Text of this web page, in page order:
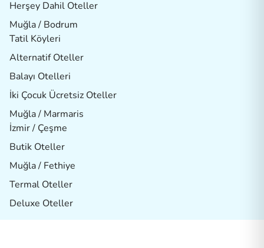
Herşey Dahil Oteller
Muğla / Bodrum
Tatil Köyleri
Alternatif Oteller
Balayı Otelleri
İki Çocuk Ücretsiz Oteller
Muğla / Marmaris
İzmir / Çeşme
Butik Oteller
Muğla / Fethiye
Termal Oteller
Deluxe Oteller